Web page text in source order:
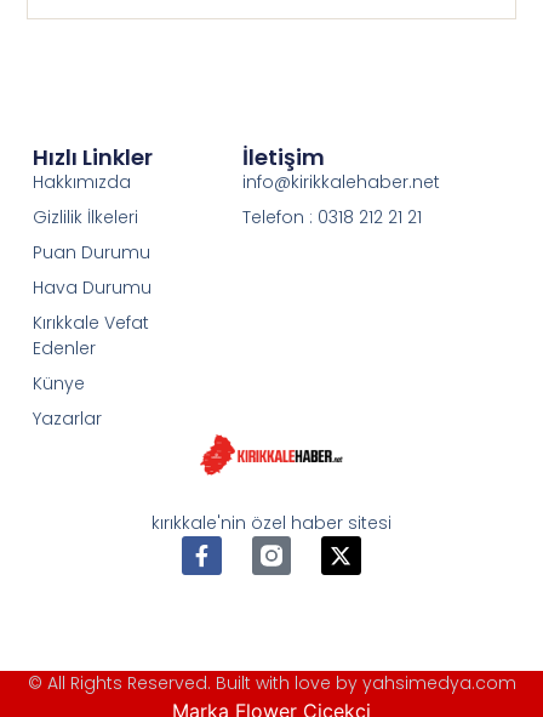
kırıkkale'nin özel haber sitesi
Hızlı Linkler
Hakkımızda
Gizlilik İlkeleri
Puan Durumu
Hava Durumu
Kırıkkale Vefat
Edenler
Künye
Yazarlar
İletişim
info@kirikkalehaber.net
Telefon : 0318 212 21 21
© All Rights Reserved. Built with love by yahsimedya.com
Marka Flower Çiçekçi